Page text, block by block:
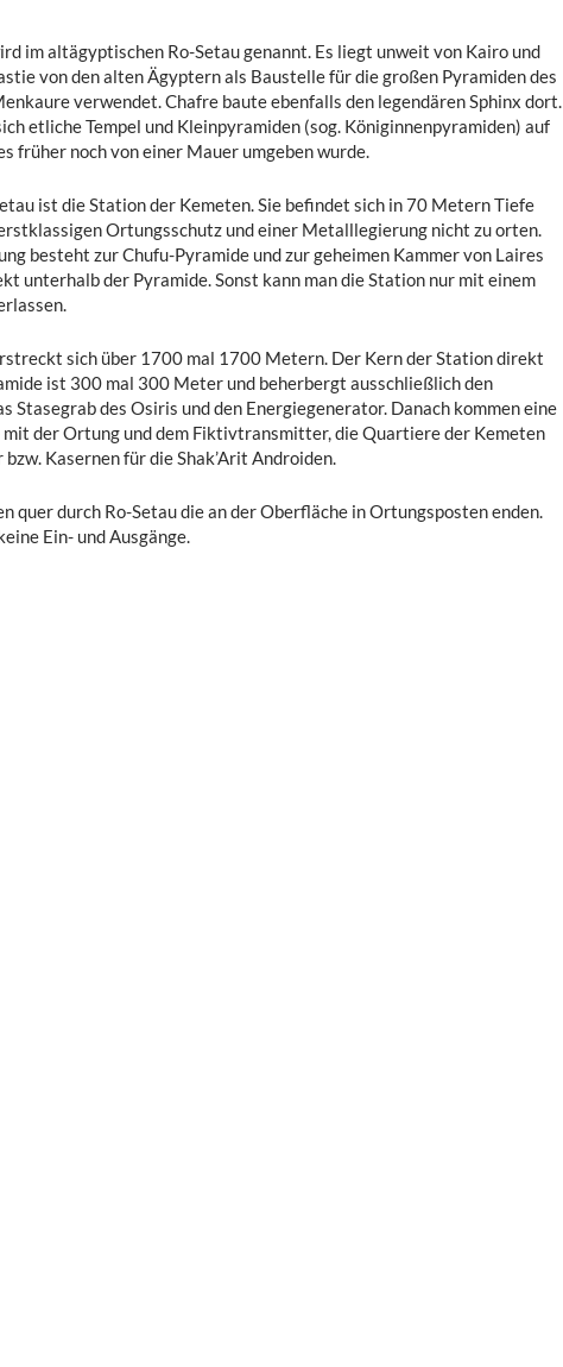
im altägyptischen Ro-Setau genannt. Es liegt unweit von Kairo und
von den alten Ägyptern als Baustelle für die großen Pyramiden des
verwendet. Chafre baute ebenfalls den legendären Sphinx dort.
etliche Tempel und Kleinpyramiden (sog. Königinnenpyramiden) auf
früher noch von einer Mauer umgeben wurde.
ist die Station der Kemeten. Sie befindet sich in 70 Metern Tiefe
Ortungsschutz und einer Metalllegierung nicht zu orten.
besteht zur Chufu-Pyramide und zur geheimen Kammer von Laires
unterhalb der Pyramide. Sonst kann man die Station nur mit einem
sich über 1700 mal 1700 Metern. Der Kern der Station direkt
ist 300 mal 300 Meter und beherbergt ausschließlich den
Stasegrab des Osiris und den Energiegenerator. Danach kommen eine
mit der Ortung und dem Fiktivtransmitter, die Quartiere der Kemeten
Kasernen für die Shak’Arit Androiden.
quer durch Ro-Setau die an der Oberfläche in Ortungsposten enden.
Ein- und Ausgänge.